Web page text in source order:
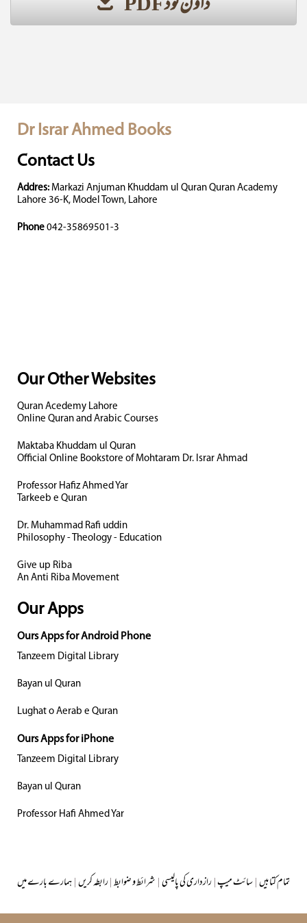
Dr Israr Ahmed Books
Contact Us
Addres: Markazi Anjuman Khuddam ul Quran Quran Academy
Lahore 36-K, Model Town, Lahore
Phone 042-35869501-3
Our Other Websites
Quran Acedemy Lahore
Online Quran and Arabic Courses
Maktaba Khuddam ul Quran
Official Online Bookstore of Mohtaram Dr. Israr Ahmad
Professor Hafiz Ahmed Yar
Tarkeeb e Quran
Dr. Muhammad Rafi uddin
Philosophy - Theology - Education
Give up Riba
An Anti Riba Movement
Our Apps
Ours Apps for Android Phone
Tanzeem Digital Library
Bayan ul Quran
Lughat o Aerab e Quran
Ours Apps for iPhone
Tanzeem Digital Library
Bayan ul Quran
Professor Hafi Ahmed Yar
ہمارے بارے میں|رابطہ کریں|شرائط و ضوابط|رازداری کی پالیسی|سائٹ میپ|تمام کتابیں